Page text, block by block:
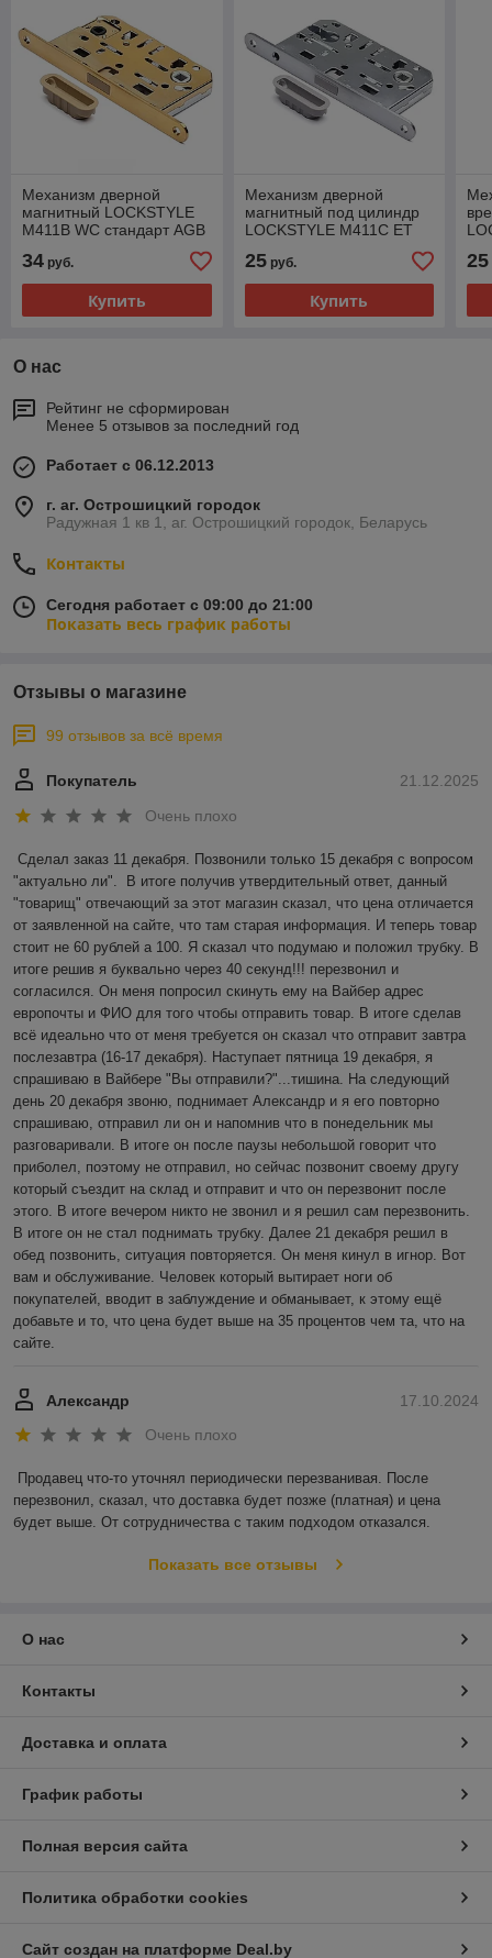
Механизм дверной
магнитный LOCKSTYLE
M411B WC стандарт AGB
планкой GL (глянцевое з
34 руб.
Купить
Механизм дверной
магнитный под цилиндр
LOCKSTYLE M411C ET
стандарт AGB комплект с
ответной планкой CBM
25руб.
Купить
25
О нас
Рейтинг не сформирован
Менее 5 отзывов за последний год
Работает с 06.12.2013
г. аг. Острошицкий городок
Радужная 1 кв 1, аг. Острошицкий городок, Беларусь
Контакты
Сегодня работает с 09:00 до 21:00
Показать весь график работы
Отзывы о магазине
99 отзывов за всё время
21.12.2025
Покупатель
Очень плохо
Сделал заказ 11 декабря. Позвонили только 15 декабря с вопросом
"актуально ли".  В итоге получив утвердительный ответ, данный
"товарищ" отвечающий за этот магазин сказал, что цена отличается
от заявленной на сайте, что там старая информация. И теперь товар
стоит не 60 рублей а 100. Я сказал что подумаю и положил трубку. В
итоге решив я буквально через 40 секунд!!! перезвонил и
согласился. Он меня попросил скинуть ему на Вайбер адрес
европочты и ФИО для того чтобы отправить товар. В итоге сделав
всё идеально что от меня требуется он сказал что отправит завтра
послезавтра (16-17 декабря). Наступает пятница 19 декабря, я
спрашиваю в Вайбере "Вы отправили?"...тишина. На следующий
день 20 декабря звоню, поднимает Александр и я его повторно
спрашиваю, отправил ли он и напомнив что в понедельник мы
разговаривали. В итоге он после паузы небольшой говорит что
приболел, поэтому не отправил, но сейчас позвонит своему другу
который съездит на склад и отправит и что он перезвонит после
этого. В итоге вечером никто не звонил и я решил сам перезвонить.
В итоге он не стал поднимать трубку. Далее 21 декабря решил в
обед позвонить, ситуация повторяется. Он меня кинул в игнор. Вот
вам и обслуживание. Человек который вытирает ноги об
покупателей, вводит в заблуждение и обманывает, к этому ещё
добавьте и то, что цена будет выше на 35 процентов чем та, что на
сайте.
17.10.2024
Александр
Очень плохо
Продавец что-то уточнял периодически перезванивая. После
перезвонил, сказал, что доставка будет позже (платная) и цена
будет выше. От сотрудничества с таким подходом отказался.
Показать все отзывы
О нас
Контакты
Доставка и оплата
График работы
Полная версия сайта
Политика обработки cookies
Сайт создан на платформе Deal.by